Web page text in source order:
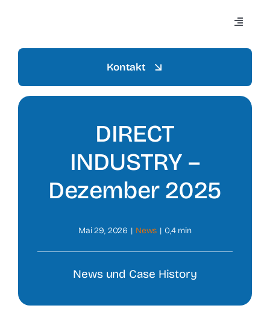
Kontakt
DIRECT
INDUSTRY –
Dezember 2025
Mai 29, 2026 | News | 0,4 min
News und Case History